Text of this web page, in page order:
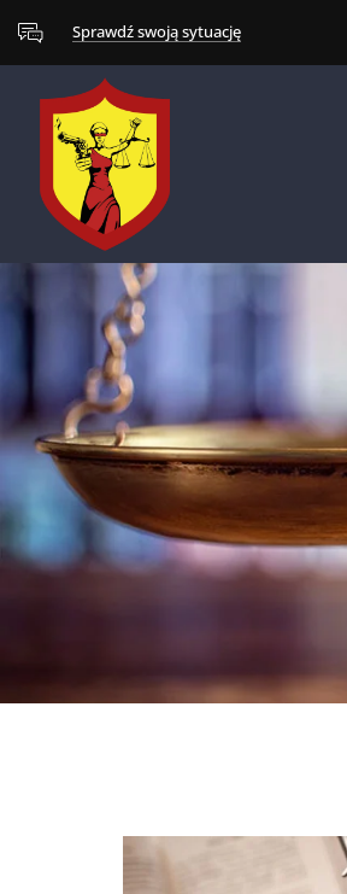
Sprawdź swoją sytuację